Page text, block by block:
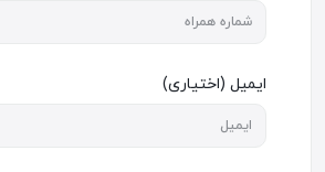
ایمیل (اختیاری)